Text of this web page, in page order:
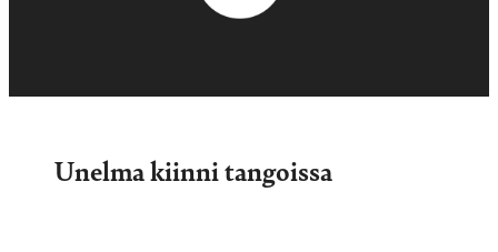
Unelma kiinni tangoissa